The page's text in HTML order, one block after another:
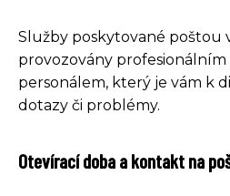
Služby poskytované poštou
provozovány profesionálním
personálem, který je vám k
dotazy či problémy.
Otevírací doba a kontakt na